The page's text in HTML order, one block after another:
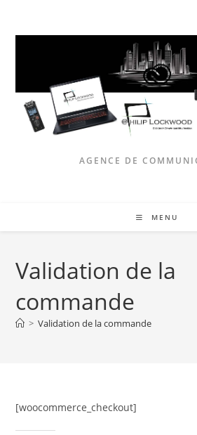
AGENCE DE
MENU
Validation de la
commande
> Validation de la commande
[woocommerce_checkout]